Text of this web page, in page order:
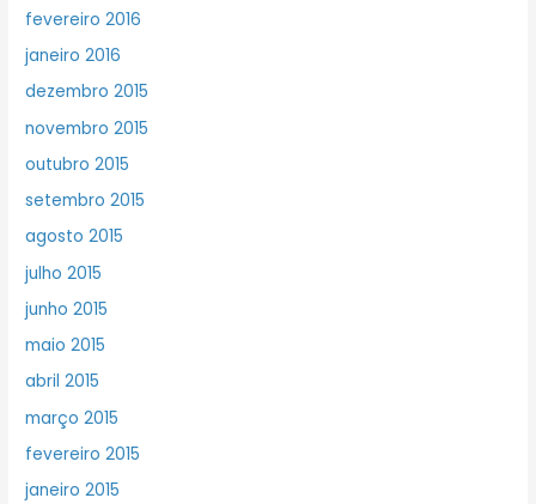
fevereiro 2016
janeiro 2016
dezembro 2015
novembro 2015
outubro 2015
setembro 2015
agosto 2015
julho 2015
junho 2015
maio 2015
abril 2015
março 2015
fevereiro 2015
janeiro 2015